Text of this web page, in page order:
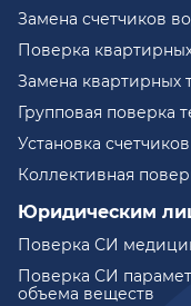
Замена счетчиков
Поверка
Замена квартирных
Групповая поверка
Установка
Коллективная
Юридическим
Поверка СИ
Поверка СИ
объема веществ